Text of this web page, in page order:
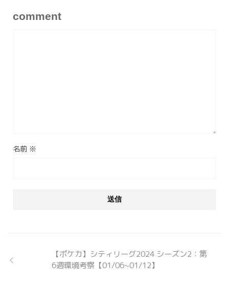
comment
名前 ※
【ポケカ】シティリーグ2024 シーズン2：第
6週環境考察【01/06~01/12】